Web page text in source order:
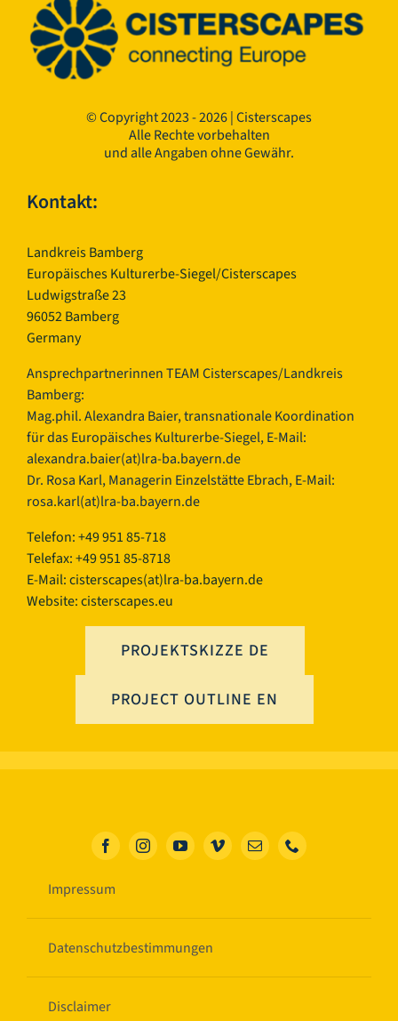
© Copyright 2023 - 2026 | Cisterscapes
Alle Rechte vorbehalten
und alle Angaben ohne Gewähr.
Kontakt:
Landkreis Bamberg
Europäisches Kulturerbe-Siegel/Cisterscapes
Ludwigstraße 23
96052 Bamberg
Germany
Ansprechpartnerinnen TEAM Cisterscapes/Landkreis
Bamberg:
Mag.phil. Alexandra Baier, transnationale Koordination
für das Europäisches Kulturerbe-Siegel, E-Mail:
alexandra.baier(at)lra-ba.bayern.de
Dr. Rosa Karl, Managerin Einzelstätte Ebrach, E-Mail:
rosa.karl(at)lra-ba.bayern.de
Telefon: +49 951 85-718
Telefax: +49 951 85-8718
E-Mail:cisterscapes(at)lra-ba.bayern.de
Website: cisterscapes.eu
PROJEKTSKIZZE DE
PROJECT OUTLINE EN
Impressum
Datenschutzbestimmungen
Disclaimer